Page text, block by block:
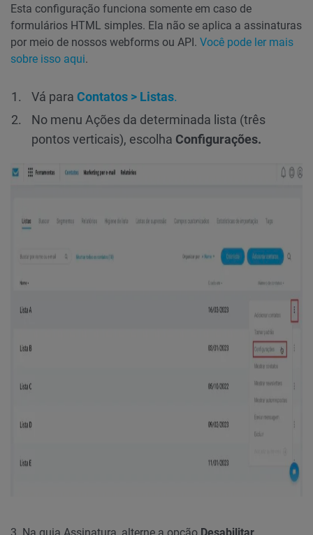
Esta configuração funciona somente em caso de
formulários HTML simples. Ela não se aplica a assinaturas
por meio de nossos webforms ou API. Você pode ler mais
sobre isso aqui.
Vá para Contatos > Listas.
No menu Ações da determinada lista (três
pontos verticais), escolha Configurações.